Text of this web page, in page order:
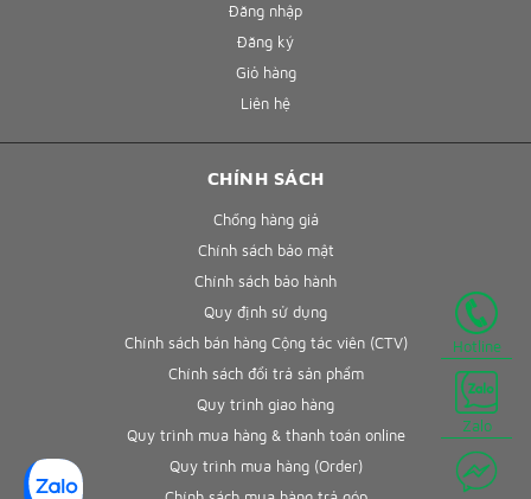
Hotline
Zalo
Đăng nhập
Đăng ký
Giỏ hàng
Liên hệ
CHÍNH SÁCH
Chống hàng giả
Chính sách bảo mật
Chính sách bảo hành
Quy định sử dụng
Chính sách bán hàng Cộng tác viên (CTV)
Chính sách đổi trả sản phẩm
Quy trình giao hàng
Quy trình mua hàng & thanh toán online
Quy trình mua hàng (Order)